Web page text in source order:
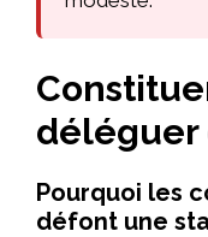
déléguer
Pourquoi les
défont une